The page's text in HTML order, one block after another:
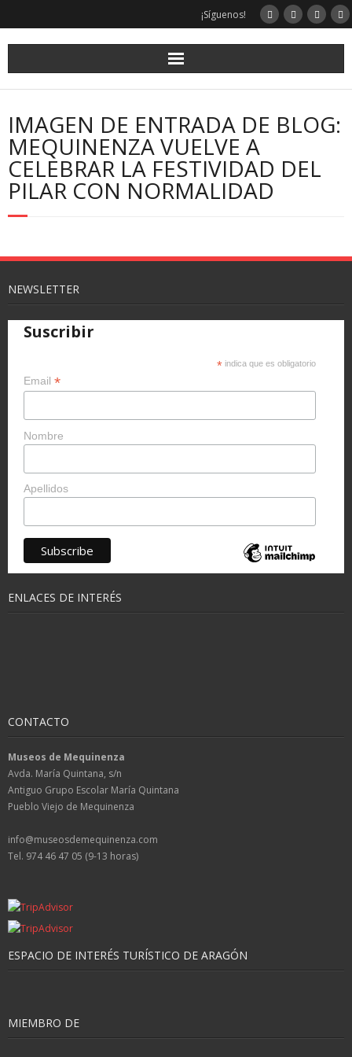
¡Síguenos!
IMAGEN DE ENTRADA DE BLOG:
MEQUINENZA VUELVE A
CELEBRAR LA FESTIVIDAD DEL
PILAR CON NORMALIDAD
NEWSLETTER
Suscribir
* indica que es obligatorio
Email *
Nombre
Apellidos
ENLACES DE INTERÉS
CONTACTO
Museos de Mequinenza
Avda. María Quintana, s/n
Antiguo Grupo Escolar María Quintana
Pueblo Viejo de Mequinenza
info@museosdemequinenza.com
Tel. 974 46 47 05 (9-13 horas)
ESPACIO DE INTERÉS TURÍSTICO DE ARAGÓN
MIEMBRO DE